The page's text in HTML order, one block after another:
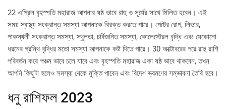
22 এপ্রিল বৃহস্পতি মহারাজ আপনার ষষ্ঠ ভাবে রাহু ও সূর্যের সাথে মিলিত হবেন। এই
সময় স্বাস্থ্য সংক্রান্ত সমস্যা আপনাকে বিরক্ত করতে পারে। পেটের রোগ, লিভার,
পাকস্থলী সংক্রান্ত সমস্যা, স্থূলতা, চর্বিজনিত সমস্যা, কোলেস্টেরল বৃদ্ধি এবং যেকোনো
ধরনের গ্রন্থি বৃদ্ধির মতো সমস্যা আপনাকে কষ্ট দিতে পারে। 30 অক্টোবরের পরে রাহু রাশি
পরিবর্তন করে পঞ্চম ভাবে চলে যাবে এবং বৃহস্পতি মহারাজ একা ষষ্ঠ ভাবে থাকবেন, তখন
আপনি কিছুটা হলেও সমস্যা থেকে মুক্তি পাবেন এবং বিদেশ ভ্রমণের সম্ভাবনা তৈরি হবে।
ধনু রাশিফল 2023